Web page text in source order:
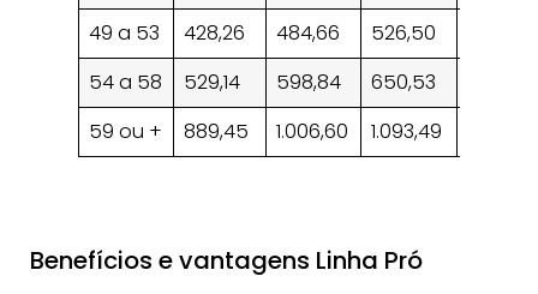
49 a 53
428,26 484,66 526,50
54 a 58
529,14 598,84 650,53
59 ou +
889,45 1.006,60 1.093,49
Benefícios e vantagens Linha Pró